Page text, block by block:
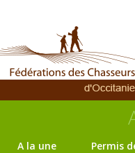
A la une Permis